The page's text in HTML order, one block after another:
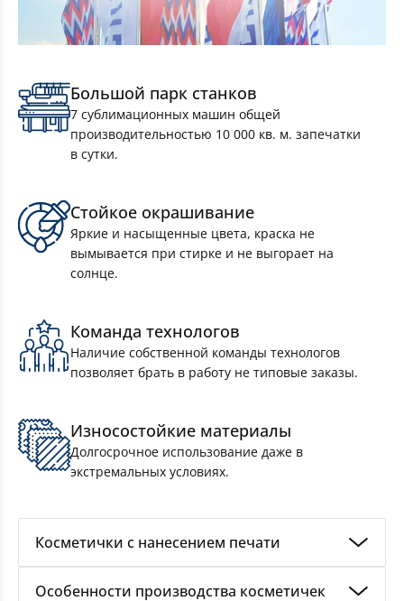
Сумки спортивные на заказ
Большой парк станков
7 сублимационных машин общей
производительностью 10 000 кв. м. запечатки
в сутки.
Стойкое окрашивание
Яркие и насыщенные цвета, краска не
вымывается при стирке и не выгорает на
солнце.
Команда технологов
Наличие собственной команды технологов
позволяет брать в работу не типовые заказы.
Износостойкие материалы
Долгосрочное использование даже в
экстремальных условиях.
Косметички с нанесением печати
нужны, мы обычно забываем ровно до того
Особенности производства косметичек